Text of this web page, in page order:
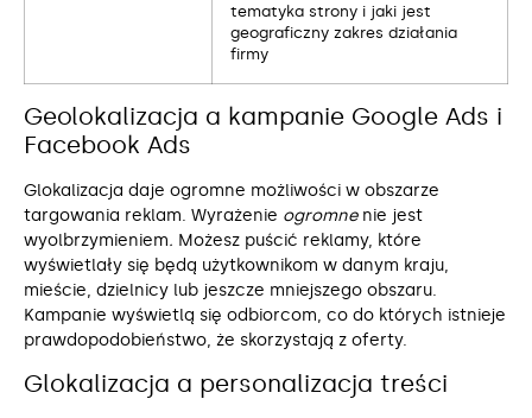
tematyka strony i jaki jest
geograficzny zakres działania
firmy
Geolokalizacja a kampanie Google Ads i
Facebook Ads
Glokalizacja daje ogromne możliwości w obszarze
targowania reklam. Wyrażenie ogromne nie jest
wyolbrzymieniem. Możesz puścić reklamy, które
wyświetlały się będą użytkownikom w danym kraju,
mieście, dzielnicy lub jeszcze mniejszego obszaru.
Kampanie wyświetlą się odbiorcom, co do których istnieje
prawdopodobieństwo, że skorzystają z oferty.
Glokalizacja a personalizacja treści